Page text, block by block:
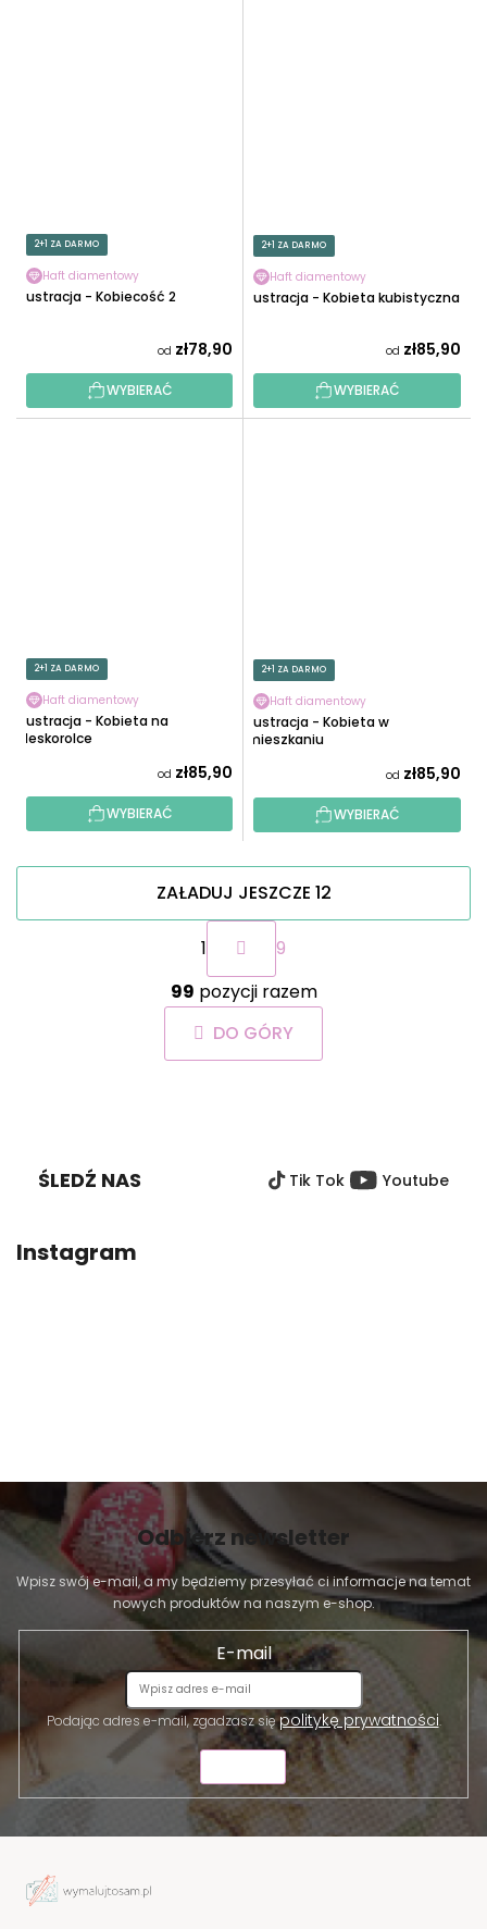
2+1 ZA DARMO
Haft diamentowy
Ilustracja - Kobiecość 2
od zł78,90
WYBIERAĆ
2+1 ZA DARMO
Haft diamentowy
Ilustracja - Kobieta kubistyczna
od zł85,90
WYBIERAĆ
2+1 ZA DARMO
Haft diamentowy
Ilustracja - Kobieta na
deskorolce
od zł85,90
WYBIERAĆ
2+1 ZA DARMO
Haft diamentowy
Ilustracja - Kobieta w
mieszkaniu
od zł85,90
WYBIERAĆ
K
o
n
t
r
ZAŁADUJ JESZCZE 12
P
a
g
i
n
a
c
1
9
99 pozycji razem
DO GÓRY
ŚLEDŹ NAS Tik Tok Youtube
Instagram
Odbierz newsletter
Wpisz swój e-mail, a my będziemy przesyłać ci informacje na temat
nowych produktów na naszym e-shop.
E-mail
Podając adres e-mail, zgadzasz siępolitykę prywatności.